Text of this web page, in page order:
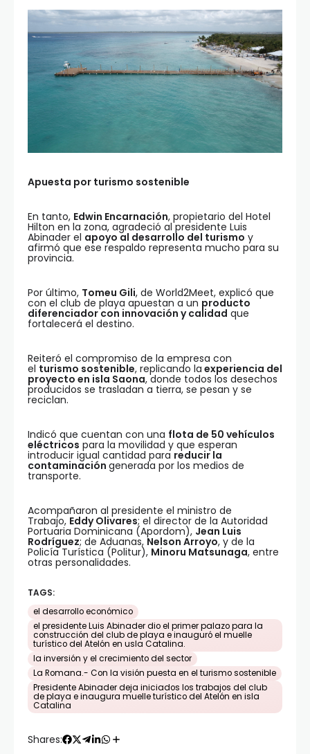
Apuesta por turismo sostenible
En tanto, Edwin Encarnación, propietario del Hotel
Hilton en la zona, agradeció al presidente Luis
Abinader el apoyo al desarrollo del turismo y
afirmó que ese respaldo representa mucho para su
provincia.
Por último, Tomeu Gili, de World2Meet, explicó que
con el club de playa apuestan a un producto
diferenciador con innovación y calidad que
fortalecerá el destino.
Reiteró el compromiso de la empresa con
el turismo sostenible, replicando la experiencia del
proyecto en isla Saona, donde todos los desechos
producidos se trasladan a tierra, se pesan y se
reciclan.
Indicó que cuentan con una flota de 50 vehículos
eléctricos para la movilidad y que esperan
introducir igual cantidad para reducir la
contaminación generada por los medios de
transporte.
Acompañaron al presidente el ministro de
Trabajo, Eddy Olivares; el director de la Autoridad
Portuaria Dominicana (Apordom), Jean Luis
Rodríguez; de Aduanas, Nelson Arroyo, y de la
Policía Turística (Politur), Minoru Matsunaga, entre
otras personalidades.
TAGS:
el desarrollo económico
el presidente Luis Abinader dio el primer palazo para la
construcción del club de playa e inauguró el muelle
turístico del Atelón en usla Catalina.
la inversión y el crecimiento del sector
La Romana.- Con la visión puesta en el turismo sostenible
Presidente Abinader deja iniciados los trabajos del club
de playa e inaugura muelle turístico del Atelón en isla
Catalina
Shares: